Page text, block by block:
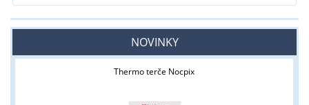
NOVINKY
Thermo terče Nocpix